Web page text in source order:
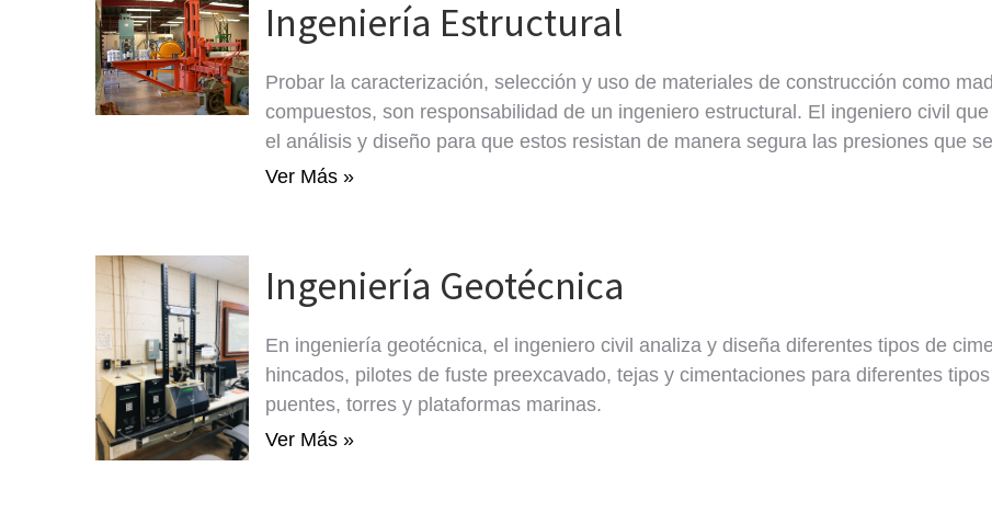
Ingeniería Estructural
Probar la caracterización, selección y uso de materiales de construcción como
compuestos, son responsabilidad de un ingeniero estructural. El ingeniero civil
el análisis y diseño para que estos resistan de manera segura las presiones que
Ver Más »
Ingeniería Geotécnica
En ingeniería geotécnica, el ingeniero civil analiza y diseña diferentes tipos de
hincados, pilotes de fuste preexcavado, tejas y cimentaciones para diferentes
puentes, torres y plataformas marinas.
Ver Más »